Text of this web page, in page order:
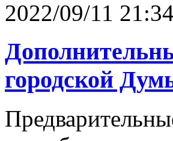
2022/09/11 21:34
городской